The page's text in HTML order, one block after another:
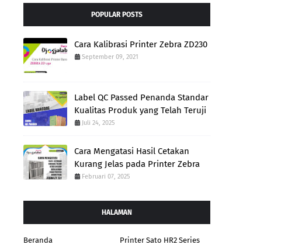
POPULAR POSTS
Cara Kalibrasi Printer Zebra ZD230
September 09, 2021
Label QC Passed Penanda Standar
Kualitas Produk yang Telah Teruji
Juli 24, 2025
Cara Mengatasi Hasil Cetakan
Kurang Jelas pada Printer Zebra
Februari 07, 2025
HALAMAN
Beranda
Printer Sato HR2 Series